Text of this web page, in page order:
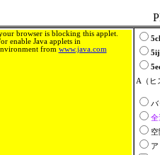
browser is blocking this applet.
enable Java applets in
from www.java.com
A（ヒ